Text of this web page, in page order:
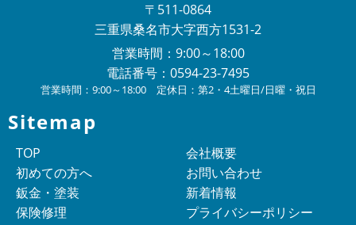
平素は格別のお引き立てをいただき厚くお礼申し上げま
す。有限会社ボデーショップハリマでは、誠に勝手なが
ら下記日程を夏季休業とさせてい...
2023/04/20
NEWS
当社はGW休業は4月29日～5月7日までとなりますご不
便をおかけいたしますが、何卒ご容赦下さい。
2023/01/06 NEWS
あけましておめでとうございます
明けましておめでとうございます。旧年中は格別なご高
〒511-0864
三重県桑名市大字西方1531-2
営業時間：9:00～18:00
電話番号：0594-23-7495
営業時間：9:00～18:00 定休日：第2・4土曜日/日曜・祝日
Sitemap
TOP
初めての方へ
鈑金・塗装
保険修理
会社概要
お問い合わせ
新着情報
プライバシーポリシー